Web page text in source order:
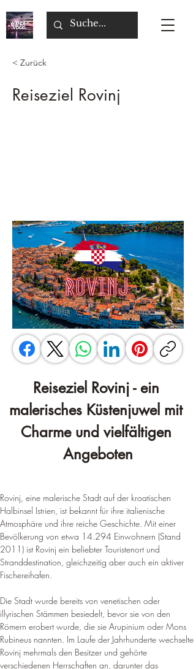
< Zurück
Reiseziel Rovinj
Reiseziel Rovinj - ein
malerisches Küstenjuwel mit
Charme und vielfältigen
Angeboten
Rovinj, eine malerische Stadt auf der kroatischen
Halbinsel Istrien, ist bekannt für ihre italienische
Atmosphäre und ihre reiche Geschichte. Mit einer
Bevölkerung von etwa 14.294 Einwohnern (Stand
2011) ist Rovinj ein beliebter Touristenort und
Stranddestination, gleichzeitig aber auch ein aktiver
Fischereihafen.
Die Stadt wurde bereits von venetischen oder
illyrischen Stämmen besiedelt, bevor sie von den
Römern erobert wurde, die sie Arupinium oder Mons
Rubineus nannten. Im Laufe der Jahrhunderte wechselte
Rovinj mehrmals den Besitzer und gehörte
verschiedenen Herrschaften an, darunter das